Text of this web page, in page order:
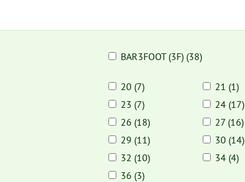
BAR3FOOT (3F) (38)
20 (7) 21 (1)
23 (7)
24 (17)
26 (18)
27 (16)
29 (11)
30 (14)
32 (10)
34 (4)
36 (3)